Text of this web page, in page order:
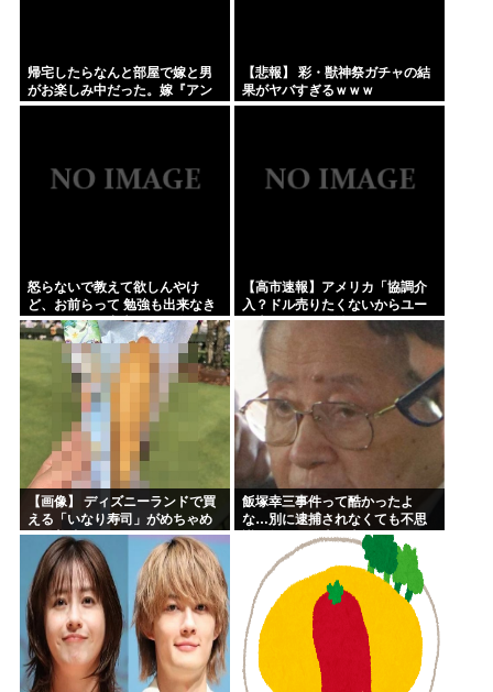
帰宅したらなんと部屋で嫁と男
がお楽しみ中だった。嫁『アン
アン…』俺（なんじゃこりゃ
【悲報】 彩・獣神祭ガチャの結
果がヤバすぎるｗｗｗ
怒らないで教えて欲しんやけ
ど、お前らって 勉強も出来なき
ゃスポーツも出来ない 面白くも
なければ顔も悪い クラスの5軍
だったよね？
【高市速報】アメリカ「協調介
入？ドル売りたくないからユー
ロ売るわ」EU激怒www
【画像】 ディズニーランドで買
える「いなり寿司」がめちゃめ
ちゃ美味しそう
飯塚幸三事件って酷かったよ
な…別に逮捕されなくても不思
議は無いのに上級上級叩かれま
くってさ